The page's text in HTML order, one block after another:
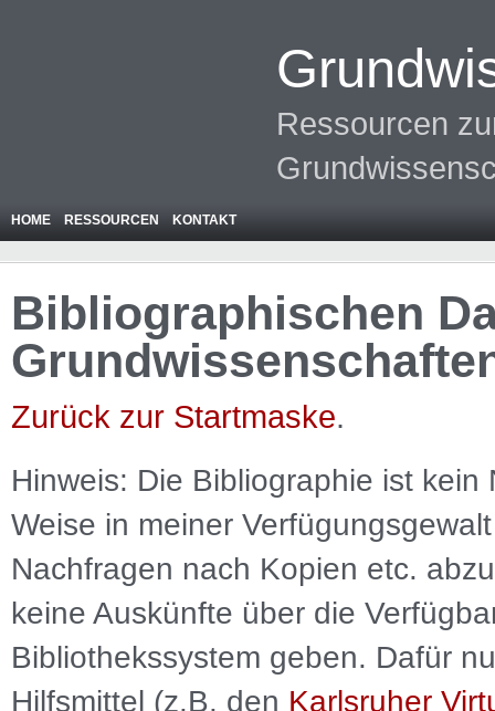
Ressourcen
HOME RESSOURCEN KONTAKT
Bibliographischen
Zurück zur Startmaske.
Hinweis: Die Bibliographie ist kein
Weise in meiner
Nachfragen nach Kopien etc.
keine Auskünfte über die
Bibliothekssystem geben. Dafür
Hilfsmittel (z.B. den Karlsruher